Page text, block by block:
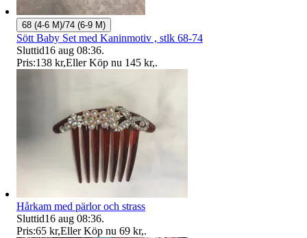
68 (4-6 M)/74 (6-9 M)
Sött Baby Set med Kaninmotiv , stlk 68-74
Sluttid16 aug 08:36.
Pris:138 kr,Eller Köp nu 145 kr,.
Hårkam med pärlor och strass
Sluttid16 aug 08:36.
Pris:65 kr,Eller Köp nu 69 kr,.